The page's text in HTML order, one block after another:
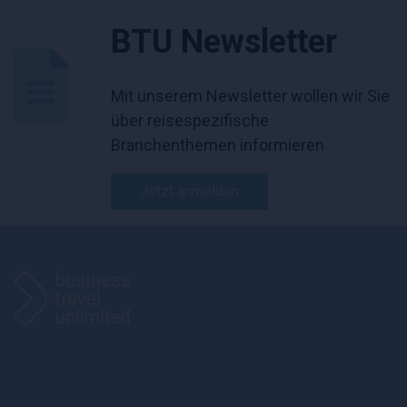
BTU Newsletter
Mit unserem Newsletter wollen wir Sie
über reisespezifische
Branchenthemen informieren